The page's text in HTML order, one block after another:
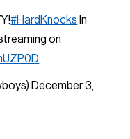
#HardKnocks In
on
December 3,